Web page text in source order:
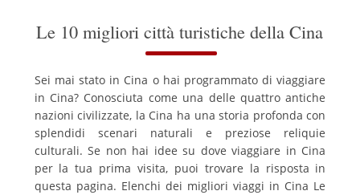
Le 10 migliori città turistiche della Cina
Sei mai stato in Cina o hai programmato di viaggiare
in Cina? Conosciuta come una delle quattro antiche
nazioni civilizzate, la Cina ha una storia profonda con
splendidi scenari naturali e preziose reliquie
culturali.Se non hai idee su dove viaggiare in Cina
per la tua prima visita, puoi trovare la risposta in
questa pagina. Elenchi dei migliori viaggi in Cina Le